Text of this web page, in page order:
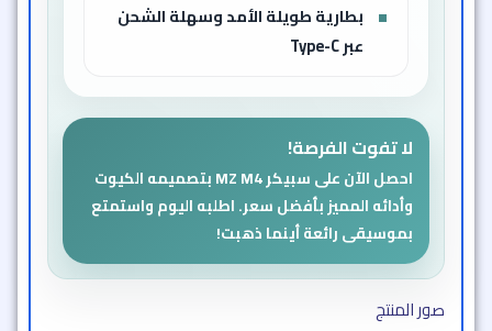
بطارية طويلة الأمد وسهلة الشحن
عبر Type-C
لا تفوت الفرصة!
احصل الآن على سبيكر MZ M4 بتصميمه الكيوت
وأدائه المميز بأفضل سعر. اطلبه اليوم واستمتع
بموسيقى رائعة أينما ذهبت!
صور المنتج​